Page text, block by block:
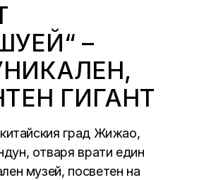
–
ГИГАНТ
град Жижао,
отваря врати един
музей, посветен на